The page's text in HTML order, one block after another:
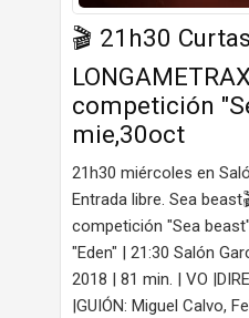
🎬 21h30 Curtas
competición
mie,30oct
21h30 miércoles en
Entrada libre. Sea
competición "Sea
"Eden" | 21:30 Salón
2018 | 81 min. | VO
|GUIÓN: Miguel Calvo,